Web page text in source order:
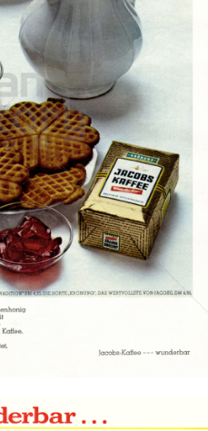
Kraft Foods 1967